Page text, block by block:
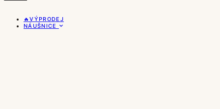
🔥VÝPRODEJ
NÁUŠNICE